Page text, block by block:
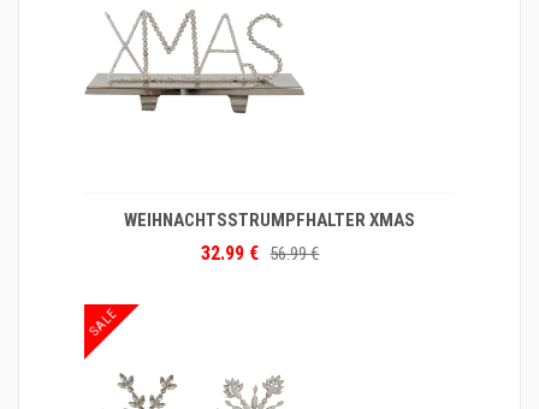
WEIHNACHTSSTRUMPFHALTER XMAS
32.99 € 56.99 €
SALE